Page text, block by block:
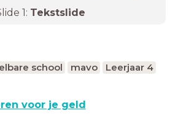
1: Tekstslide
school mavo Leerjaar 4
voor je geld